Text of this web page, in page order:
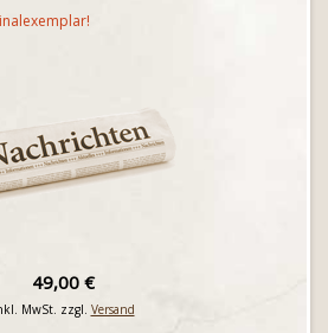
49,00 €
MwSt. zzgl. Versand